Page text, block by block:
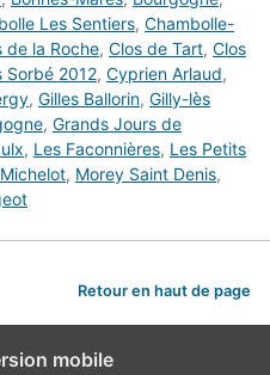
Les Sentiers, Chambolle-
de la Roche, Clos de Tart, Clos
Sorbé 2012, Cyprien Arlaud,
, Gilles Ballorin, Gilly-lès
, Grands Jours de
, Les Faconnières, Les Petits
, Morey Saint Denis,
Retour en haut de page
mobile